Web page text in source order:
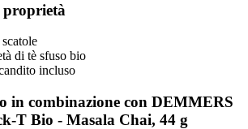
proprietà
di tè sfuso bio
incluso
in combinazione con DEMMERS
T Bio - Masala Chai, 44 g